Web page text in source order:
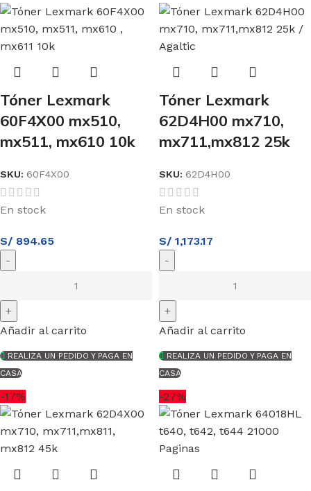
Tóner Lexmark
60F4X00 mx510,
mx511, mx610 10k
SKU: 60F4X00
En stock
S/ 894.65
Añadir al carrito
REALIZA UN PEDIDO Y PAGA EN
CASA
Tóner Lexmark
62D4H00 mx710,
mx711,mx812 25k
SKU: 62D4H00
En stock
S/ 1,173.17
Añadir al carrito
REALIZA UN PEDIDO Y PAGA EN
CASA
-17% -27%